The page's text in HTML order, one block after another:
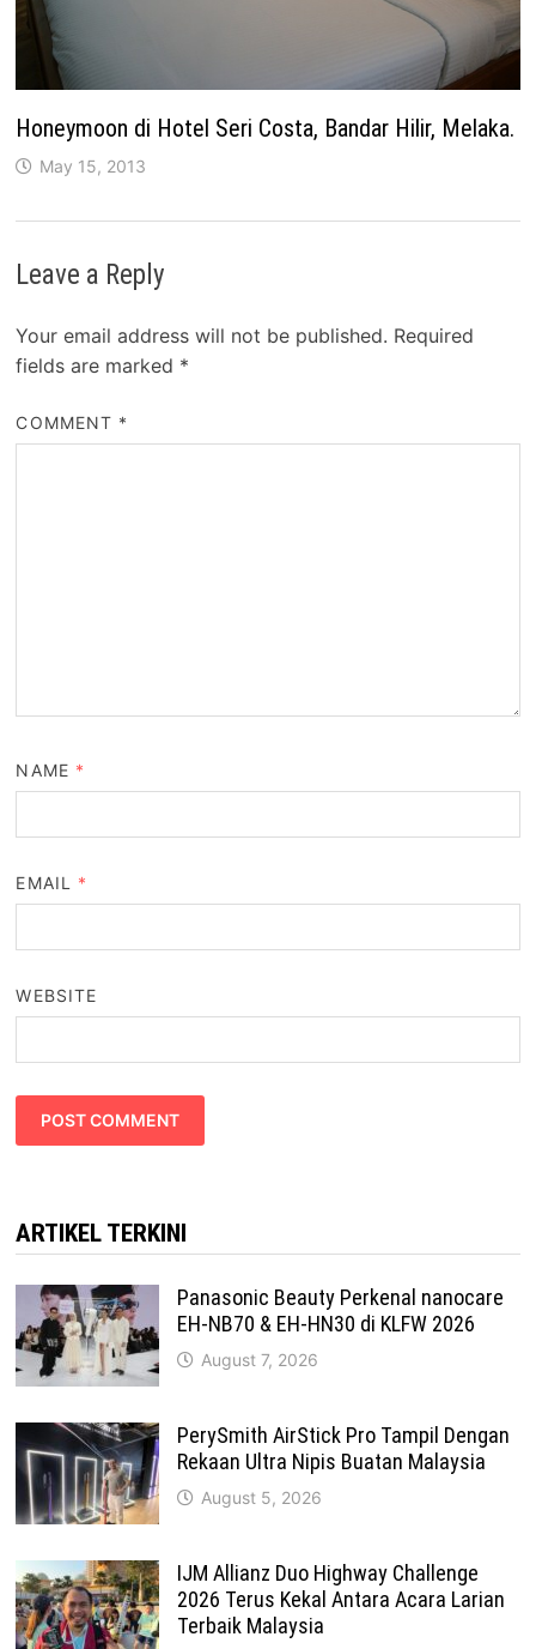
Honeymoon di Hotel Seri Costa, Bandar Hilir, Melaka.
May 15, 2013
Leave a Reply
Your email address will not be published. Required
fields are marked *
COMMENT *
NAME *
EMAIL *
WEBSITE
ARTIKEL TERKINI
Panasonic Beauty Perkenal nanocare
EH-NB70 & EH-HN30 di KLFW 2026
August 7, 2026
PerySmith AirStick Pro Tampil Dengan
Rekaan Ultra Nipis Buatan Malaysia
August 5, 2026
IJM Allianz Duo Highway Challenge
2026 Terus Kekal Antara Acara Larian
Terbaik Malaysia